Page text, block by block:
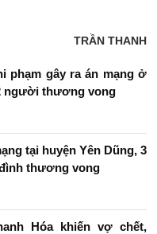
TRẦN THANH
phạm gây ra án mạng ở
người thương vong
tại huyện Yên Dũng, 3
thương vong
Hóa khiến vợ chết,